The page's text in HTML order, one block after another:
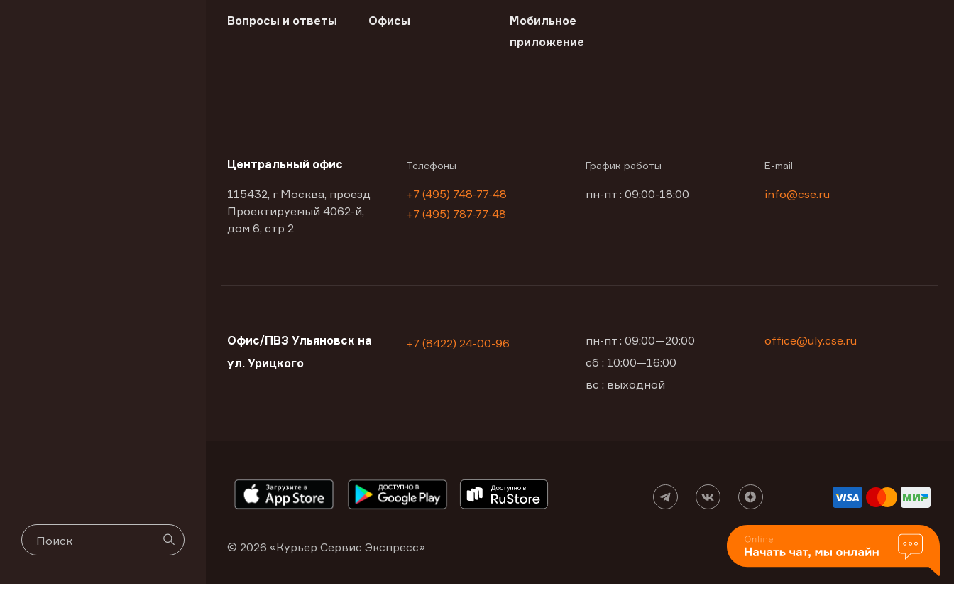
Вопросы и ответы Офисы
Мобильное
приложение
Центральный офис
115432, г Москва, проезд
Проектируемый 4062-й,
дом 6, стр 2
Телефоны
+7 (495) 748-77-48
+7 (495) 787-77-48
График работы
пн-пт : 09:00-18:00
E-mail
info@cse.ru
Офис/ПВЗ Ульяновск на
ул. Урицкого
+7 (8422) 24-00-96
пн-пт : 09:00—20:00
сб : 10:00—16:00
вс : выходной
office@uly.cse.ru
© 2026 «Курьер Сервис Экспресс»